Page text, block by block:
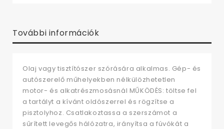
További információk
Olaj vagy tisztítószer szórására alkalmas. Gép- és
autószerelő műhelyekben nélkülözhetetlen
motor- és alkatrészmosásnál MŰKÖDÉS: töltse fel
a tartályt a kívánt oldószerrel és rögzítse a
pisztolyhoz. Csatlakoztassa a szerszámot a
sűrített levegős hálózatra, irányítsa a fúvókát a